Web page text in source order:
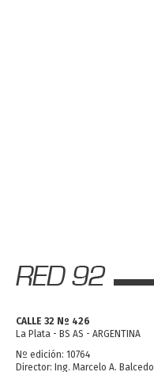
CALLE 32 Nº 426
La Plata - BS AS - ARGENTINA
Nº edición: 10764
Director: Ing. Marcelo A. Balcedo